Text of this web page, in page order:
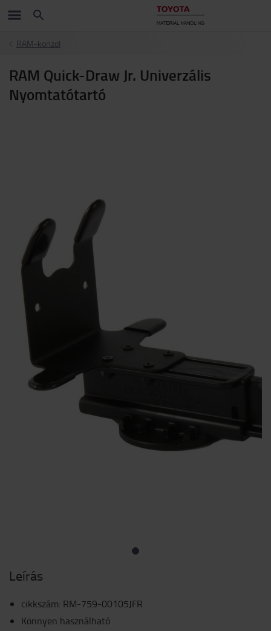
RAM-konzol
RAM Quick-Draw Jr. Univerzális
Nyomtatótartó
Leírás
cikkszám: RM-759-00105JFR
Könnyen használható